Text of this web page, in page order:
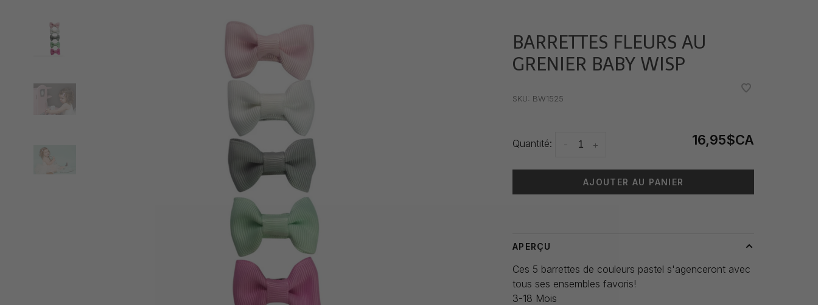
BARRETTES FLEURS AU
GRENIER BABY WISP
SKU: BW1525
Quantité: +
- 16,95$CA
AJOUTER AU PANIER
APERÇU
Ces 5 barrettes de couleurs pastel s'agenceront avec
tous ses ensembles favoris!
3-18 Mois